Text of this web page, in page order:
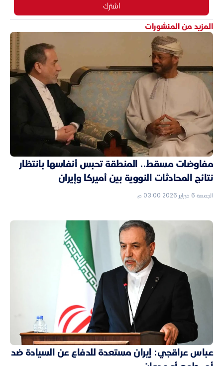
اشترك
المزيد من المنشورات
مفاوضات مسقط.. المنطقة تحبس أنفاسها بانتظار
نتائج المحادثات النووية بين أميركا وإيران
الجمعة 6 فبراير 2026 03:00 م
عباس عراقجي: إيران مستعدة للدفاع عن السيادة ضد